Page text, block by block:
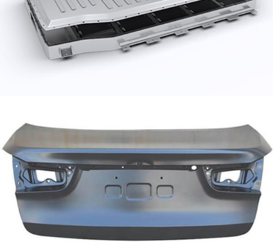
pneumatiky v strede rámu zadnej karosérie a veko
kufra na vrchu.
Hliníková fólia na tepelný štít auta
Tepelné štíty automobilov sú zvyčajne vyrobené z
materiálov odolných voči vysokým teplotám, ako je
keramické vlákno, sklenené vlákno a hliníková fólia
pre tepelný štít automobilu.